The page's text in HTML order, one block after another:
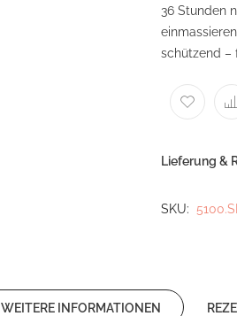
36 Stunden
schützend –
Lieferung &
SKU
WEITERE INFORMATIONEN